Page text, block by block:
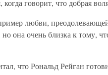
говорит, что добрая
любви,
она очень близка к тому,
что Рональд Рейган